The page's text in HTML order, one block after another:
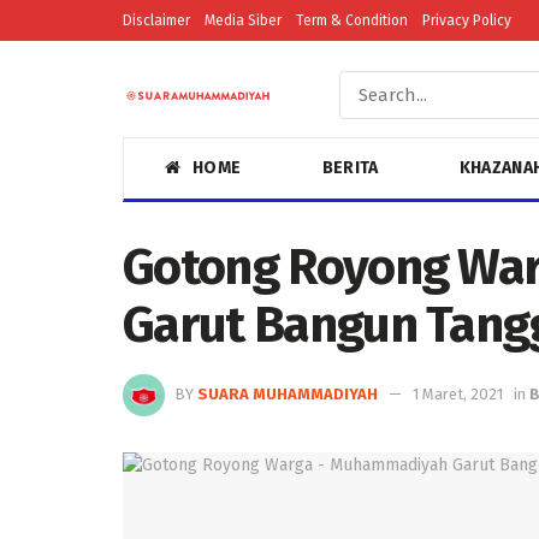
Disclaimer Media Siber Term & Condition Privacy Policy
HOME BERITA
Gotong Royong
Garut Bangun
BY SUARA MUHAMMADIYAH 1 Maret, 2021 in